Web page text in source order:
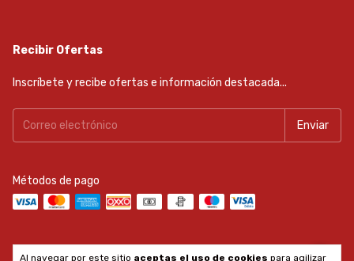
Al navegar por este sitio aceptas el uso de cookies para agilizar
Recibir Ofertas
Inscríbete y recibe ofertas e información destacada...
Métodos de pago